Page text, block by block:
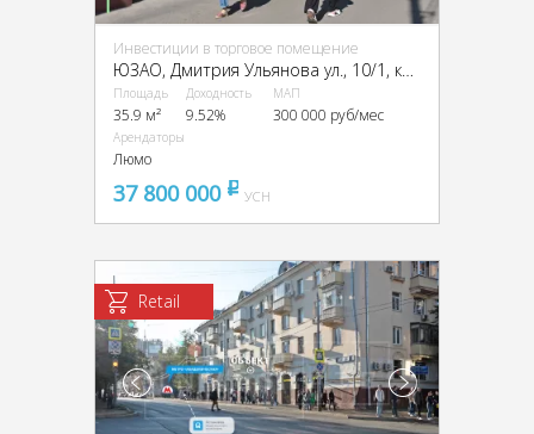
Инвестиции в торговое помещение
Площадь
35.9 м²
Доходность
9.52%
МАП
300 000 руб/мес
Арендаторы
Люмо
37 800 000 pуб
УСН
Retail